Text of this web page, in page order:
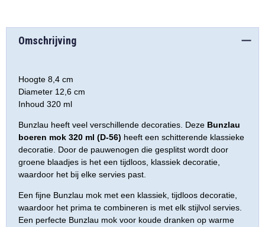
Omschrijving
Hoogte 8,4 cm
Diameter 12,6 cm
Inhoud 320 ml
Bunzlau heeft veel verschillende decoraties. Deze Bunzlau
boeren mok 320 ml (D-56) heeft een schitterende klassieke
decoratie. Door de pauwenogen die gesplitst wordt door
groene blaadjes is het een tijdloos, klassiek decoratie,
waardoor het bij elke servies past.
Een fijne Bunzlau mok met een klassiek, tijdloos decoratie,
waardoor het prima te combineren is met elk stijlvol servies.
Een perfecte Bunzlau mok voor koude dranken op warme